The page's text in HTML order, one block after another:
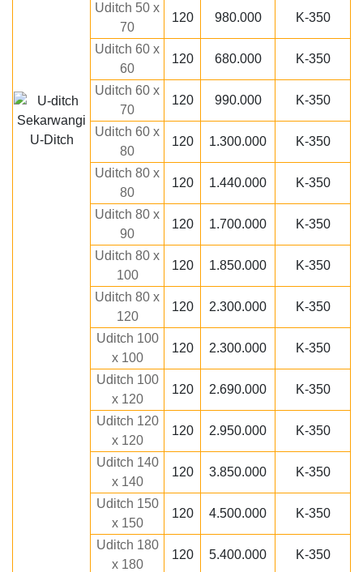
U-Ditch
Uditch 50 x
70
120 980.000 K-350
Uditch 60 x
60
120 680.000 K-350
Uditch 60 x
70
120 990.000 K-350
Uditch 60 x
80
120 1.300.000 K-350
Uditch 80 x
80
120 1.440.000 K-350
Uditch 80 x
90
120 1.700.000 K-350
Uditch 80 x
100
120 1.850.000 K-350
Uditch 80 x
120
120 2.300.000 K-350
Uditch 100
x 100
120 2.300.000 K-350
Uditch 100
x 120
120 2.690.000 K-350
Uditch 120
x 120
120 2.950.000 K-350
Uditch 140
x 140
120 3.850.000 K-350
Uditch 150
x 150
120 4.500.000 K-350
Uditch 180
x 180
120 5.400.000 K-350